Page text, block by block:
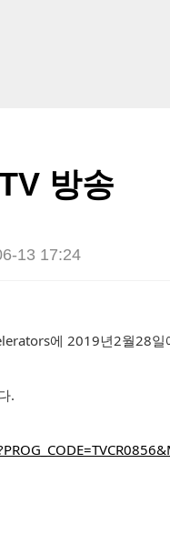
방송
13 17:24
에 2019년2월28일
.